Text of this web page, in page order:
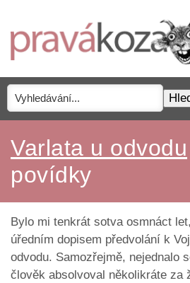
Varlata u odvodu
povídky
Bylo mi tenkrát sotva osmnáct
úředním dopisem předvolání k
odvodu. Samozřejmě, nejednalo
člověk absolvoval několikráte za